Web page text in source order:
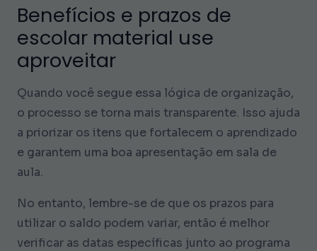
Benefícios e prazos de
escolar material use
aproveitar
Quando você segue essa lógica de organização,
o processo se torna mais transparente. Isso ajuda
a priorizar os itens que fortalecem o aprendizado
e garantem uma boa apresentação em sala de
aula.
No entanto, lembre-se de que os prazos para
utilizar o saldo podem variar, então é melhor
verificar as datas específicas junto ao programa